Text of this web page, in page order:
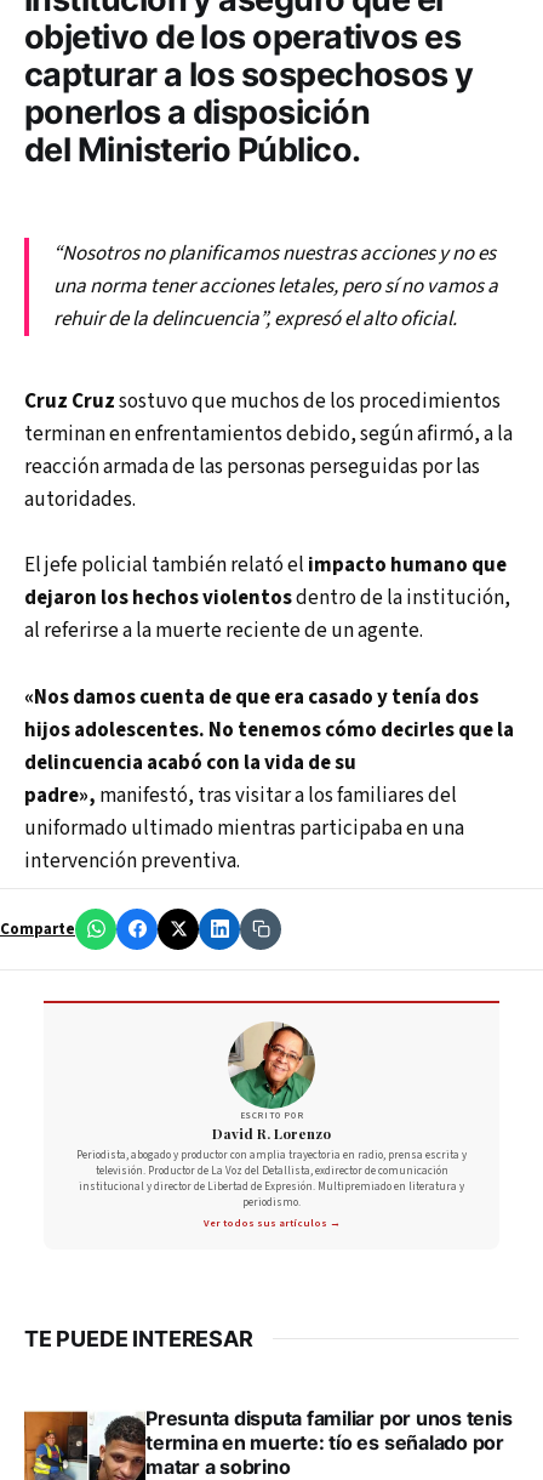
objetivo de los operativos es
capturar a los sospechosos y
ponerlos a disposición
del Ministerio Público.
“Nosotros no planificamos nuestras acciones y no es
una norma tener acciones letales, pero sí no vamos a
rehuir de la delincuencia”, expresó el alto oficial.
Cruz Cruzsostuvo que muchos de los procedimientos
terminan en enfrentamientos debido, según afirmó, a la
reacción armada de las personas perseguidas por las
autoridades.
El jefe policial también relató el impacto humano que
dejaron los hechos violentosdentro de la institución,
al referirse a la muerte reciente de un agente.
«Nos damos cuenta de que era casado y tenía dos
hijos adolescentes. No tenemos cómo decirles que la
delincuencia acabó con la vida de su
padre», manifestó, tras visitar a los familiares del
uniformado ultimado mientras participaba en una
intervención preventiva.
Comparte
ESCRITO POR
David R. Lorenzo
Periodista, abogado y productor con amplia trayectoria en radio, prensa escrita y
televisión. Productor de La Voz del Detallista, exdirector de comunicación
institucional y director de Libertad de Expresión. Multipremiado en literatura y
periodismo.
Ver todos sus artículos →
TE PUEDE INTERESAR
Presunta disputa familiar por unos tenis
termina en muerte: tío es señalado por
matar a sobrino